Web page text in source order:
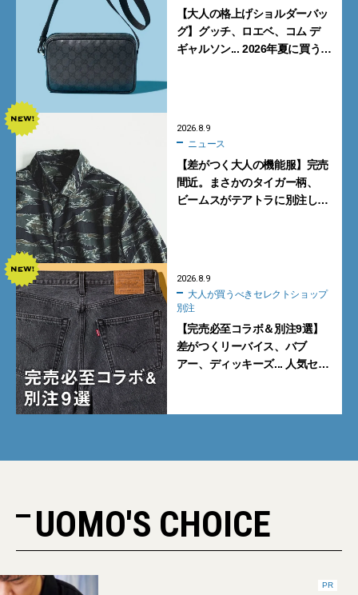
【大人の格上げショルダーバッ
グ】グッチ、ロエベ、コム デ
ギャルソン... 2026年夏に買うべ
2026.8.9
ニュース
【差がつく大人の機能服】完売
間近。まさかのタイガー柄、
ビームスがテアトラに別注した
2026.8.9
別注
【完売必至コラボ＆別注9選】
差がつくリーバイス、バブ
アー、ディッキーズ... 人気セレ
UOMO'S CHOICE
PR